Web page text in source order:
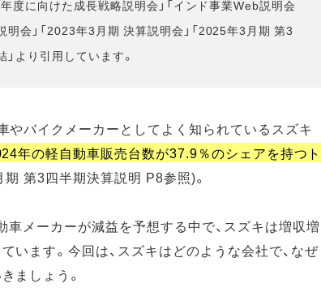
度に向けた成長戦略説明会」「インド事業Web説明会
明会」「2023年3月期 決算説明会」「2025年3月期 第3
」より引用しています。
やバイクメーカーとしてよく知られているスズキ
年の軽自動車販売台数が37.9％のシェアを持つト
第3四半期決算説明 P8参照)。
車メーカーが減益を予想する中で、スズキは増収増
います。今回は、スズキはどのような会社で、なぜ
ましょう。